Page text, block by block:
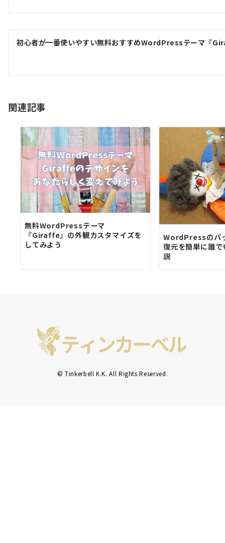
ナ
ビ
ゲ
シ
ン
初心者が一番使いやすい無料おすすめWordPressテーマ『
関連記事
無料WordPressテーマ
『Giraffe』の外観カスタマイズを
してみよう
WordPressのバ
復元を簡単に誰
説
© Tinkerbell K.K. All Rights Reserved.